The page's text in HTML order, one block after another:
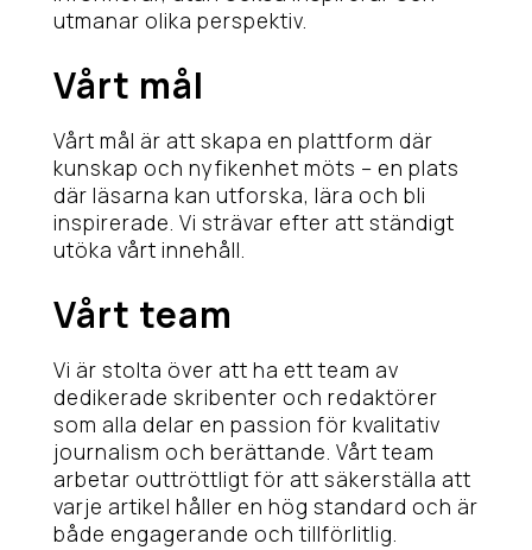
utmanar olika perspektiv.
Vårt mål
Vårt mål är att skapa en plattform där
kunskap och nyfikenhet möts – en plats
där läsarna kan utforska, lära och bli
inspirerade. Vi strävar efter att ständigt
utöka vårt innehåll.
Vårt team
Vi är stolta över att ha ett team av
dedikerade skribenter och redaktörer
som alla delar en passion för kvalitativ
journalism och berättande. Vårt team
arbetar outtröttligt för att säkerställa att
varje artikel håller en hög standard och är
både engagerande och tillförlitlig.